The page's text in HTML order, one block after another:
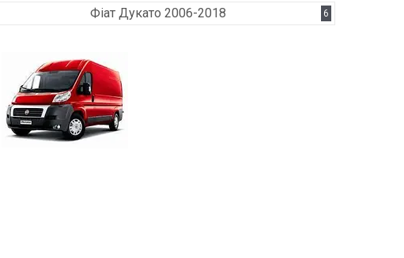
Фіат Дукато 2006-2018 6